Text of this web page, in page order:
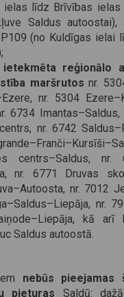
ielas līdz Brīvības ielas
Saldus
(no Kuldīgas ielai
reģionālo
maršrutos nr.
nr. 5304
6734
nr. 6742
centrs–Saldus, nr.
nr. 6771 Druvas
nr. 7012
nr.
kā arī
Saldus autoostā.
nebūs pieejamas
pieturas Saldū: